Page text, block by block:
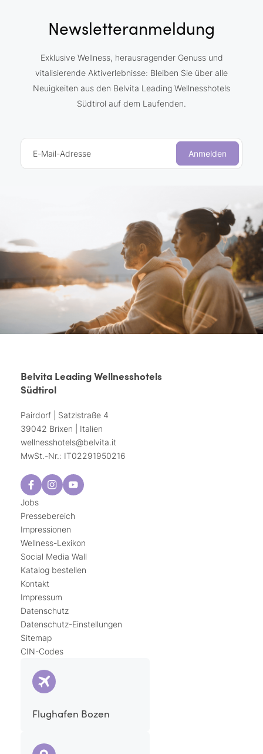
Newsletteranmeldung
Exklusive Wellness, herausragender Genuss und
vitalisierende Aktiverlebnisse: Bleiben Sie über alle
Neuigkeiten aus den Belvita Leading Wellnesshotels
Südtirol auf dem Laufenden.
E-Mail-Adresse Anmelden
Belvita Leading Wellnesshotels
Südtirol
Pairdorf | Satzlstraße 4
39042 Brixen | Italien
wellnesshotels@belvita.it
MwSt.-Nr.: IT02291950216
Jobs
Pressebereich
Impressionen
Wellness-Lexikon
Social Media Wall
Katalog bestellen
Kontakt
Impressum
Datenschutz
Datenschutz-Einstellungen
Sitemap
CIN-Codes
Flughafen Bozen